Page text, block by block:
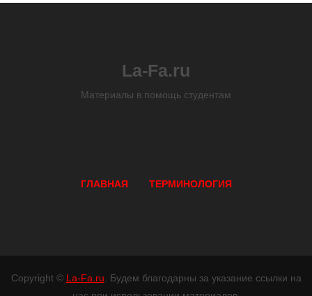
La-Fa.ru
Материалы в помощь студентам
ГЛАВНАЯ ТЕРМИНОЛОГИЯ
Copyright © La-Fa.ru . Будем благодарны за указание ссылки на